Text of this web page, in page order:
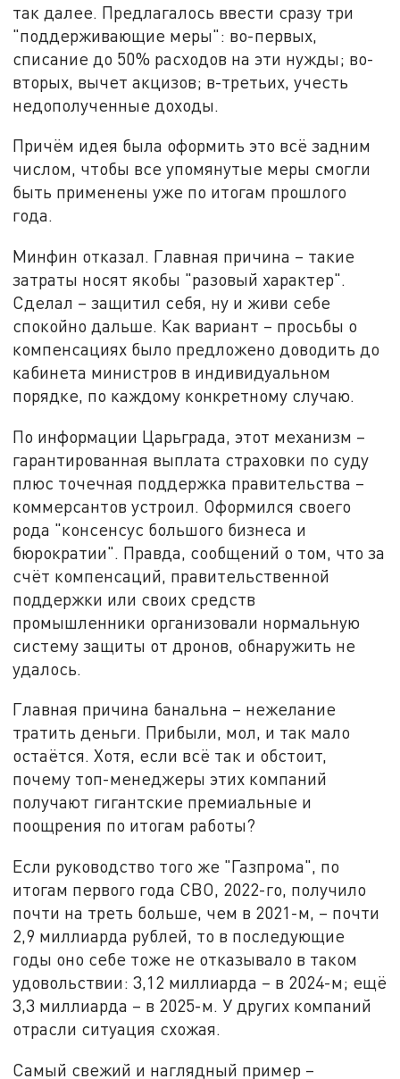
так далее. Предлагалось ввести сразу три
"поддерживающие меры": во-первых,
списание до 50% расходов на эти нужды; во-
вторых, вычет акцизов; в-третьих, учесть
недополученные доходы.
Причём идея была оформить это всё задним
числом, чтобы все упомянутые меры смогли
быть применены уже по итогам прошлого
года.
Минфин отказал. Главная причина – такие
затраты носят якобы "разовый характер".
Сделал – защитил себя, ну и живи себе
спокойно дальше. Как вариант – просьбы о
компенсациях было предложено доводить до
кабинета министров в индивидуальном
порядке, по каждому конкретному случаю.
По информации Царьграда, этот механизм –
гарантированная выплата страховки по суду
плюс точечная поддержка правительства –
коммерсантов устроил. Оформился своего
рода "консенсус большого бизнеса и
бюрократии". Правда, сообщений о том, что за
счёт компенсаций, правительственной
поддержки или своих средств
промышленники организовали нормальную
систему защиты от дронов, обнаружить не
удалось.
Главная причина банальна – нежелание
тратить деньги. Прибыли, мол, и так мало
остаётся. Хотя, если всё так и обстоит,
почему топ-менеджеры этих компаний
получают гигантские премиальные и
поощрения по итогам работы?
Если руководство того же "Газпрома", по
итогам первого года СВО, 2022-го, получило
почти на треть больше, чем в 2021-м, – почти
2,9 миллиарда рублей, то в последующие
годы оно себе тоже не отказывало в таком
удовольствии: 3,12 миллиарда – в 2024-м; ещё
3,3 миллиарда – в 2025-м. У других компаний
отрасли ситуация схожая.
Самый свежий и наглядный пример –